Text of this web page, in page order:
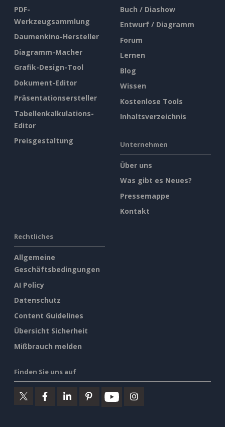
PDF-
Werkzeugsammlung
Daumenkino-Hersteller
Diagramm-Macher
Grafik-Design-Tool
Dokument-Editor
Präsentationsersteller
Tabellenkalkulations-
Editor
Preisgestaltung
Buch / Diashow
Entwurf / Diagramm
Forum
Lernen
Blog
Wissen
Kostenlose Tools
Inhaltsverzeichnis
Unternehmen
Über uns
Was gibt es Neues?
Pressemappe
Kontakt
Rechtliches
Allgemeine
Geschäftsbedingungen
AI Policy
Datenschutz
Content Guidelines
Übersicht Sicherheit
Mißbrauch melden
Finden Sie uns auf